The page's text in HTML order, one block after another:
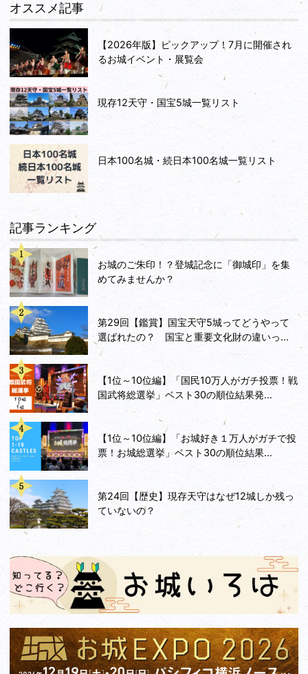
オススメ記事
【2026年版】ピックアップ！7月に開催され
るお城イベント・展覧会
現存12天守・国宝5城一覧リスト
日本100名城・続日本100名城一覧リスト
記事ランキング
お城のご朱印！？登城記念に「御城印」を集
めてみませんか？
第29回【鑑賞】国宝天守5城ってどうやって
選ばれたの？ 国宝と重要文化財の違いっ...
【1位～10位編】「国民10万人がガチ投票！戦
国武将総選挙」ベスト30の順位結果発...
【1位～10位編】「お城好き１万人がガチで投
票！お城総選挙」ベスト30の順位結果...
第24回【歴史】現存天守はなぜ12城しか残っ
ていないの？